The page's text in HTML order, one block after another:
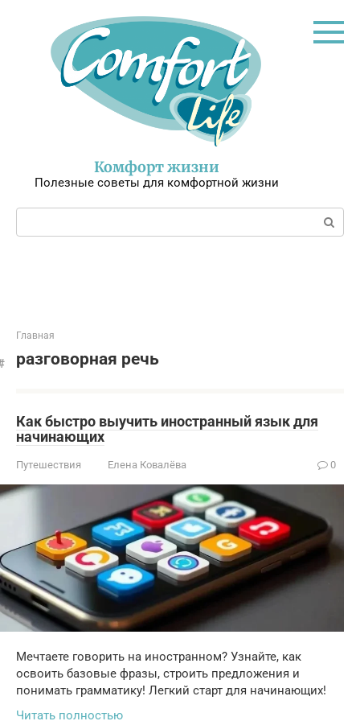
Комфорт жизни
Полезные советы для комфортной жизни
Поиск:
Главная
разговорная речь
Как быстро выучить иностранный язык для
начинающих
Путешествия Елена Ковалёва 0
Мечтаете говорить на иностранном? Узнайте, как
освоить базовые фразы, строить предложения и
понимать грамматику! Легкий старт для начинающих!
Читать полностью